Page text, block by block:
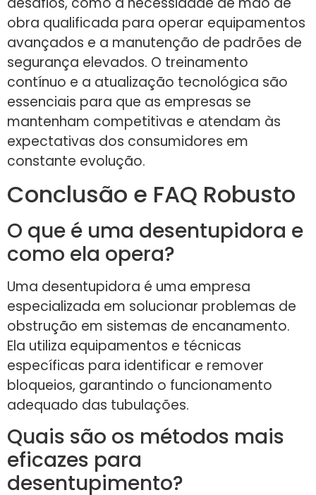
obra qualificada para operar equipamentos
avançados e a manutenção de padrões de
segurança elevados. O treinamento
contínuo e a atualização tecnológica são
essenciais para que as empresas se
mantenham competitivas e atendam às
expectativas dos consumidores em
constante evolução.
Conclusão e FAQ Robusto
O que é uma desentupidora e
como ela opera?
Uma desentupidora é uma empresa
especializada em solucionar problemas de
obstrução em sistemas de encanamento.
Ela utiliza equipamentos e técnicas
específicas para identificar e remover
bloqueios, garantindo o funcionamento
adequado das tubulações.
Quais são os métodos mais
eficazes para
desentupimento?